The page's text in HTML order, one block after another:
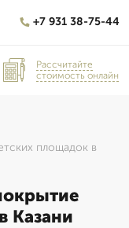
+7 931 38-75-44
Рассчитайте
стоимость онлайн
площадок в
Казани